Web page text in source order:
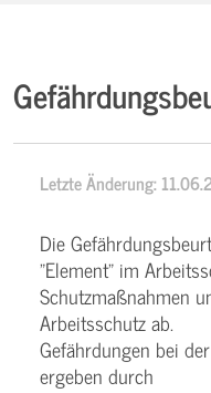
Letzte Änderung:
Die
"Element" im
Schutzmaßnahmen
Arbeitsschutz ab.
Gefährdungen bei
ergeben durch